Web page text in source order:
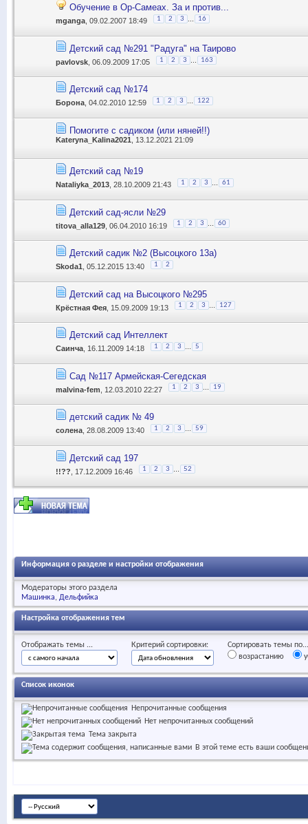
Обучение в Ор-Самеах. За и против...
mganga , 09.02.2007 18:49 1 2 3 16
Детский сад №291 "Радуга" на Таирово
pavlovsk , 06.09.2009 17:05 1 2 3 163
Детский сад №174
Борона , 04.02.2010 12:59 1 2 3 122
Помогите с садиком (или няней!!)
Kateryna_Kalina2021 , 13.12.2021 21:09
Детский сад №19
Nataliyka_2013 , 28.10.2009 21:43 1 2 3 61
Детский сад-ясли №29
titova_alla129 , 06.04.2010 16:19 1 2 3 ... 60
Детский садик №2 (Высоцкого 13а)
Skoda1 , 05.12.2015 13:40 1 2
Детский сад на Высоцкого №295
Крёстная Фея , 15.09.2009 19:13 1 2 3 127
Детский сад Интеллект
Саинча , 16.11.2009 14:18 1 2 3 5
Сад №117 Армейская-Сегедская
malvina-fem , 12.03.2010 22:27 1 2 3 19
детский садик № 49
солена , 28.08.2009 13:40 1 2 3 59
Детский сад 197
!!?? , 17.12.2009 16:46 1 2 3 52
Информация о разделе и настройки отображения
Модераторы этого раздела
Машинка Дельфийка
Настройка отображения тем
Отображать темы ... Критерий сортировки:
Сортировать темы по...
возрастанию
Список иконок
Непрочитанные сообщения
Нет непрочитанных сообщений
Тема закрыта
В этой теме есть ваши